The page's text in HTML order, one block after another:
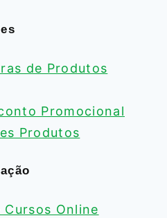
de Produtos
Promocional
Produtos
Online